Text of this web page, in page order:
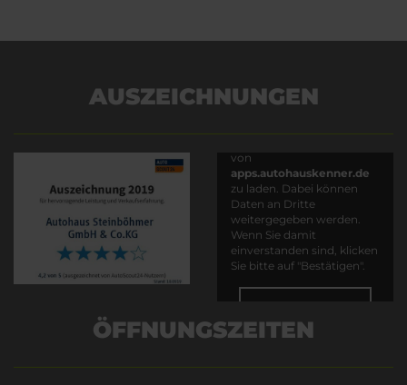
AUSZEICHNUNGEN
von
apps.autohauskenner.de
zu laden. Dabei können
Daten an Dritte
weitergegeben werden.
Wenn Sie damit
einverstanden sind, klicken
Sie bitte auf "Bestätigen".
ÖFFNUNGSZEITEN